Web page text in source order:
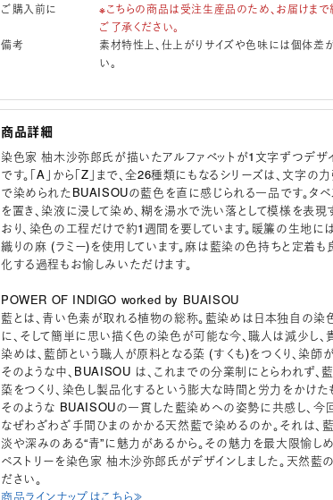
ご購入前に
※こちらの商品は受注生産品のため、お届けま
ご了承ください。
備考
素材特性上、仕上がりサイズや色味には個体差
い。
商品詳細
染色家 柚木沙弥郎氏が描いたアルファベットが1文字ずつデザ
です。「A」から「Z」まで、全26種類にもなるシリーズは、文字の
で染められたBUAISOUの藍色を直に感じられる一品です。タペ
を置き、染液に浸して染め、糊を湯水で洗い落として模様を表
おり、染色の工程だけで約1週間を要しています。暖簾の生地に
織りの麻 (ラミー)を使用しています。麻は藍染の色持ちと定着も
化する過程もお愉しみいただけます。
POWER OF INDIGO worked by BUAISOU
藍とは、青い色素が取れる植物の総称。藍染めは日本独自の
に、そして簡単に思い描く色の染色が可能な今、職人は減少し、
染めは、藍師という職人が原料となる蒅 (すくも)をつくり、染
そのような中、BUAISOU は、これまでの分業制にとらわれず、
蒅をつくり、染色し製品化するという膨大な時間と労力をかけた
そのような BUAISOUの一貫した藍染めへの姿勢に共感し、今
なぜわざわざ手間ひまのかかる天然藍で染めるのか。それは、
淡や深みのある“青”に魅力があるから。その魅力を最大限愉し
ペストリーを染色家 柚木沙弥郎氏がデザインしました。天然藍
ださい。
商品ラインナップはこちら≫